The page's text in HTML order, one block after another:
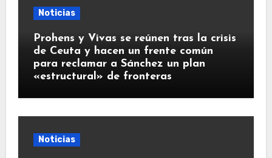
Noticias
Prohens y Vivas se reúnen tras la crisis
de Ceuta y hacen un frente común
para reclamar a Sánchez un plan
«estructural» de fronteras
Noticias